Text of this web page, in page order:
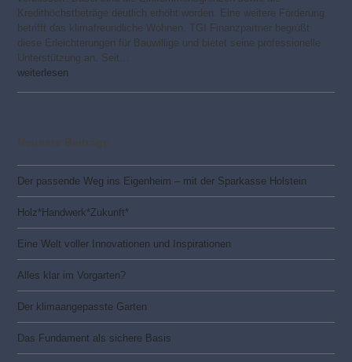
Kredithöchstbeträge deutlich erhöht worden. Eine weitere Förderung
betrifft das klimafreundliche Wohnen. TGI Finanzpartner begrüßt
diese Erleichterungen für Bauwillige und bietet seine professionelle
Unterstützung an. Seit…
weiterlesen
Der passende Weg ins Eigenheim – mit der Sparkasse Holstein
Holz*Handwerk*Zukunft*
Eine Welt voller Innovationen und Inspirationen
Alles klar im Vorgarten?
Der klimaangepasste Garten
Das Fundament als sichere Basis